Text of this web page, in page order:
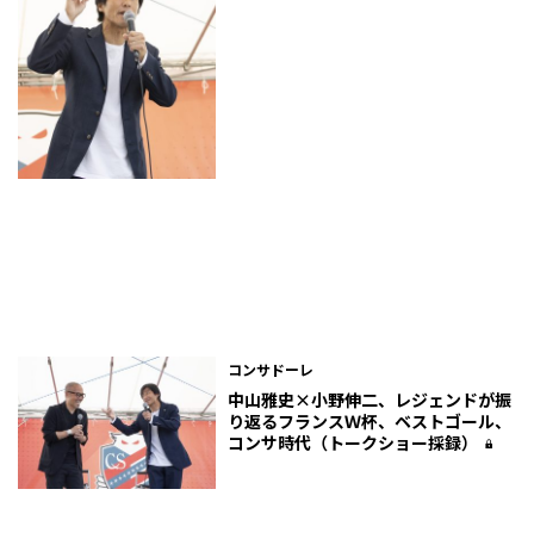
コンサドーレ
中山雅史×小野伸二、レジェンドが振
り返るフランスＷ杯、ベストゴール、
コンサ時代（トークショー採録）